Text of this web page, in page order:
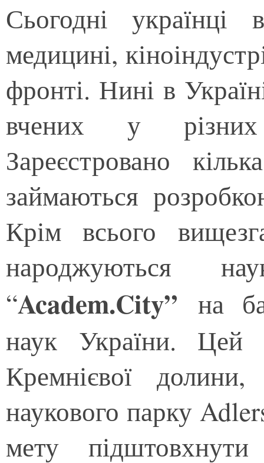
Сьогодні
медицині,
фронті. Нині в
вчених у різних
Зареєстровано
займаються
Крім всього
народжуються
“Academ.City” на
наук України. Цей
Кремнієвої
наукового парку
мету